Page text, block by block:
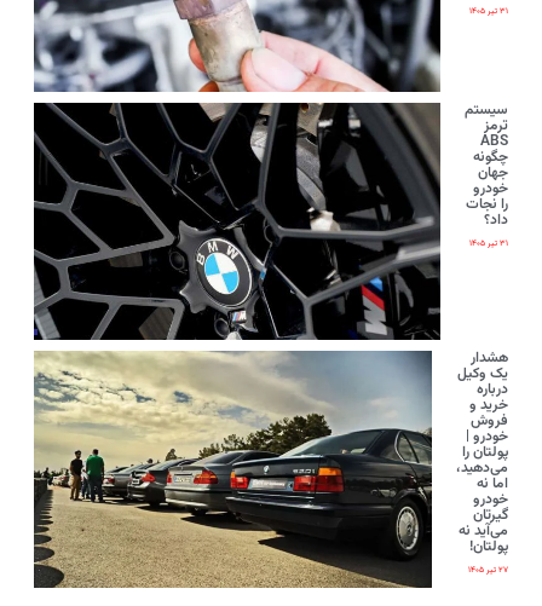
۳۱ تیر ۱۴۰۵
سیستم
ترمز
ABS
چگونه
جهان
خودرو
را نجات
داد؟
۳۱ تیر ۱۴۰۵
هشدار
یک وکیل
درباره
خرید و
فروش
خودرو |
پولتان را
می‌دهید،
اما نه
خودرو
گیرتان
می‌آید نه
پولتان!
۲۷ تیر ۱۴۰۵